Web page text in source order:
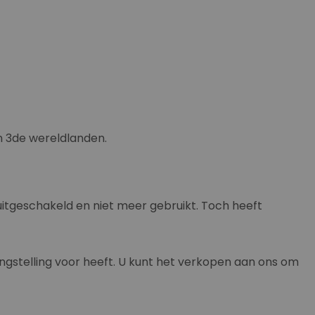
wereldlanden.
en niet meer gebruikt. Toch heeft
voor heeft. U kunt het verkopen aan ons om